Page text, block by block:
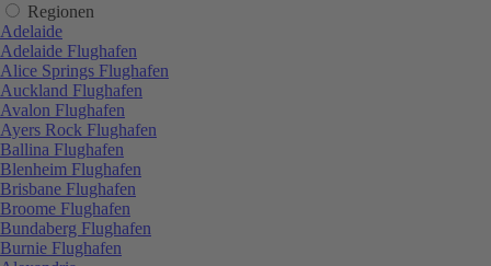
Regionen
Adelaide
Adelaide Flughafen
Alice Springs Flughafen
Auckland Flughafen
Avalon Flughafen
Ayers Rock Flughafen
Ballina Flughafen
Blenheim Flughafen
Brisbane Flughafen
Broome Flughafen
Bundaberg Flughafen
Burnie Flughafen